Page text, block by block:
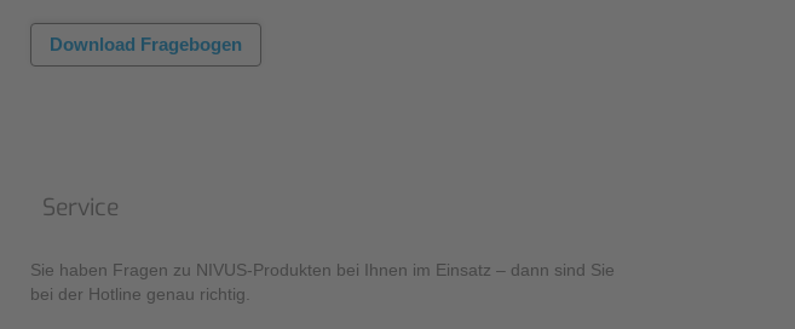
Download Fragebogen
Service
Sie haben Fragen zu NIVUS-Produkten bei Ihnen im Einsatz – dann sind Sie
bei der Hotline genau richtig.